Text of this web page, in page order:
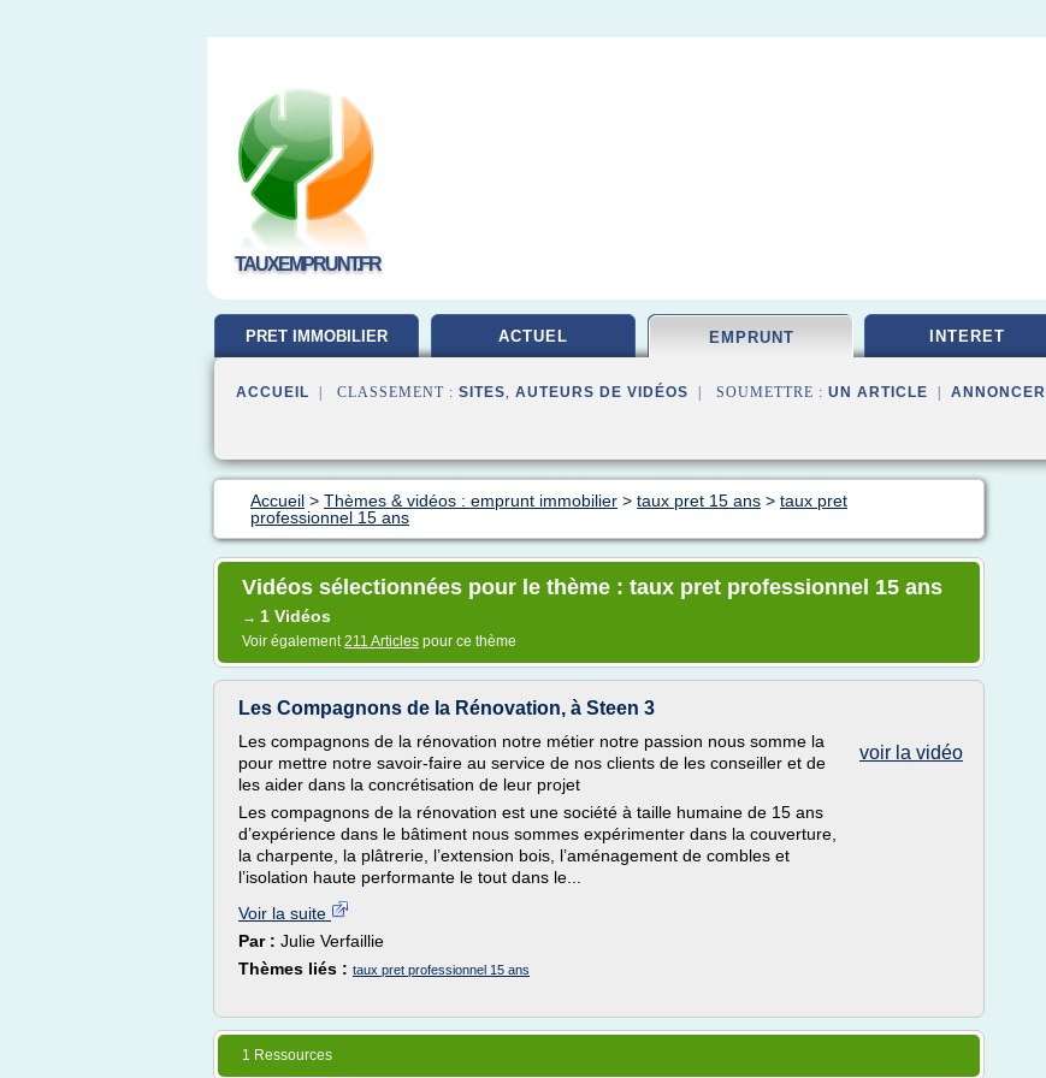
TAUXEMPRUNT.FR
PRET IMMOBILIER ACTUEL EMPRUNT INTERET
ACCUEIL | CLASSEMENT : SITES, AUTEURS DE VIDÉOS | SOUMETTRE : UN ARTICLE ANNONCER
Accueil > Thèmes & vidéos : emprunt immobilier > taux pret 15 ans > taux pret
professionnel 15 ans
Vidéos sélectionnées pour le thème : taux pret professionnel 15 ans
→ 1 Vidéos
Voir également211 Articles pour ce thème
Les Compagnons de la Rénovation, à Steen 3
voir la vidéo
Les compagnons de la rénovation notre métier notre passion nous somme la
pour mettre notre savoir-faire au service de nos clients de les conseiller et de
les aider dans la concrétisation de leur projet
Les compagnons de la rénovation est une société à taille humaine de 15 ans
d’expérience dans le bâtiment nous sommes expérimenter dans la couverture,
la charpente, la plâtrerie, l’extension bois, l’aménagement de combles et
l’isolation haute performante le tout dans le...
Voir la suite
Par : Julie Verfaillie
Thèmes liés : taux pret professionnel 15 ans
1 Ressources